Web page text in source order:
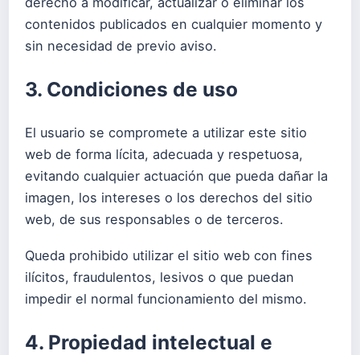
contenidos publicados en cualquier momento y
sin necesidad de previo aviso.
3. Condiciones de uso
El usuario se compromete a utilizar este sitio
web de forma lícita, adecuada y respetuosa,
evitando cualquier actuación que pueda dañar la
imagen, los intereses o los derechos del sitio
web, de sus responsables o de terceros.
Queda prohibido utilizar el sitio web con fines
ilícitos, fraudulentos, lesivos o que puedan
impedir el normal funcionamiento del mismo.
4. Propiedad intelectual e